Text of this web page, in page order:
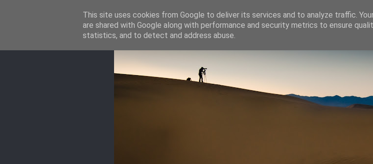
This site uses cookies from Google to deliver its services and to analyze traffic.
are shared with Google along with performance and security metrics to ensure
statistics, and to detect and address abuse.